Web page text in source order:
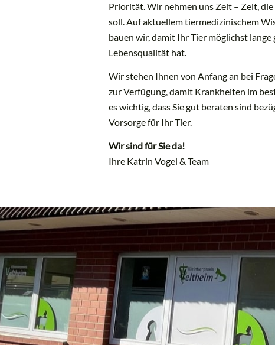
Priorität. Wir nehmen uns Zeit – Zeit,
soll. Auf aktuellem tiermedizinischem
bauen wir, damit Ihr Tier möglichst
Lebensqualität hat.
Wir stehen Ihnen von Anfang an bei
zur Verfügung, damit Krankheiten im
es wichtig, dass Sie gut beraten sind
Vorsorge für Ihr Tier.
Wir sind für Sie da!
Ihre Katrin Vogel & Team